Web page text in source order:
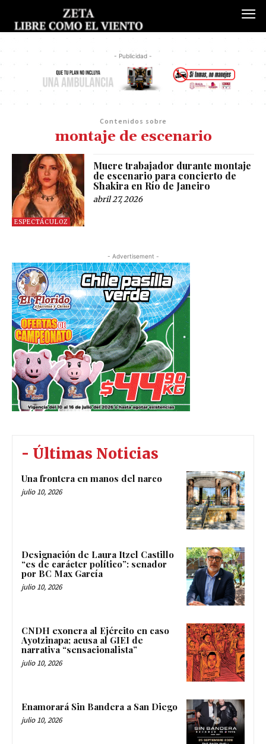
- Publicidad -
Contenidos sobre
montaje de escenario
ESPECTÁCULOZ
Muere trabajador durante montaje
de escenario para concierto de
Shakira en Río de Janeiro
abril 27, 2026
- Advertisement -
- Últimas Noticias
Una frontera en manos del narco
julio 10, 2026
Designación de Laura Itzel Castillo
“es de carácter político”: senador
por BC Max García
julio 10, 2026
CNDH exonera al Ejército en caso
Ayotzinapa; acusa al GIEI de
narrativa “sensacionalista”
julio 10, 2026
Enamorará Sin Bandera a San Diego
julio 10, 2026